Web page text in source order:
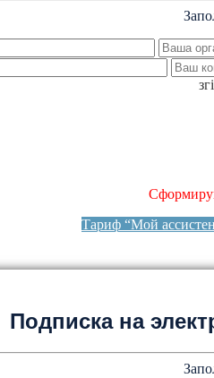
Тариф “Мой
Подписка на